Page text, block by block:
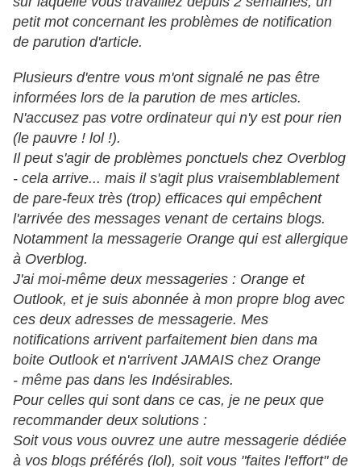
petit mot concernant les problèmes de notification
de parution d'article.
Plusieurs d'entre vous m'ont signalé ne pas être
informées lors de la parution de mes articles.
N'accusez pas votre ordinateur qui n'y est pour rien
(le pauvre ! lol !).
Il peut s'agir de problèmes ponctuels chez Overblog
- cela arrive... mais il s'agit plus vraisemblablement
de pare-feux très (trop) efficaces qui empêchent
l'arrivée des messages venant de certains blogs.
Notamment la messagerie Orange qui est allergique
à Overblog.
J'ai moi-même deux messageries : Orange et
Outlook, et je suis abonnée à mon propre blog avec
ces deux adresses de messagerie. Mes
notifications arrivent parfaitement bien dans ma
boite Outlook et n'arrivent JAMAIS chez Orange
- même pas dans les Indésirables.
Pour celles qui sont dans ce cas, je ne peux que
recommander deux solutions :
Soit vous vous ouvrez une autre messagerie dédiée
à vos blogs préférés (lol), soit vous "faites l'effort" de